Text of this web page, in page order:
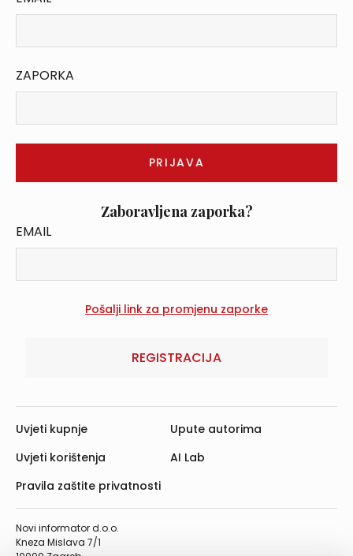
ZAPORKA
Zaboravljena zaporka?
EMAIL
REGISTRACIJA
Novi informator d.o.o.
Kneza Mislava 7/1
Uvjeti kupnje
Uvjeti korištenja
Pravila zaštite privatnosti
Upute autorima
AI Lab